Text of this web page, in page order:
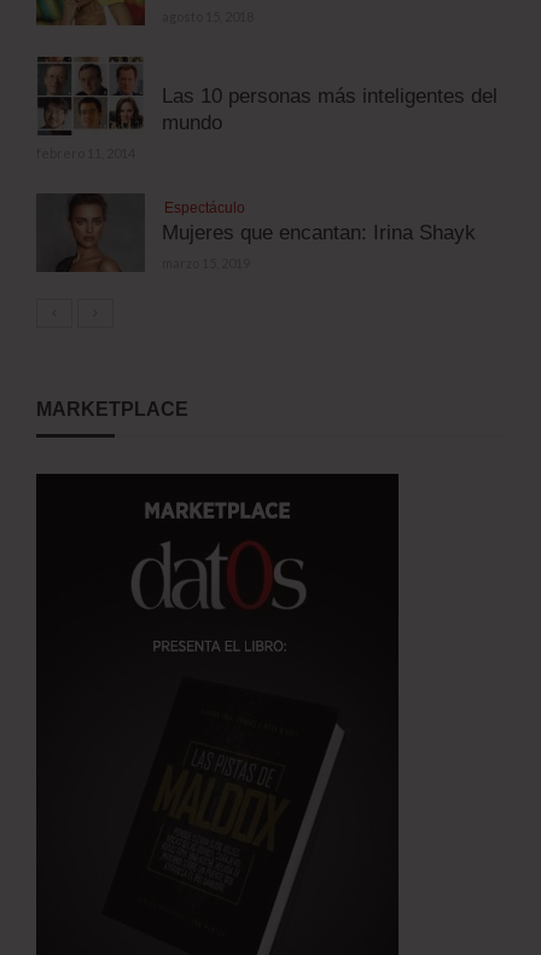
Las 10 personas más inteligentes del
mundo
Espectáculo
Mujeres que encantan: Irina Shayk
MARKETPLACE